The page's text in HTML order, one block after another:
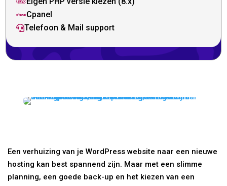

Cpanel
Telefoon & Mail support
Een verhuizing van je WordPress website naar een nieuwe
hosting kan best spannend zijn. Maar met een slimme
planning, een goede back-up en het kiezen van een